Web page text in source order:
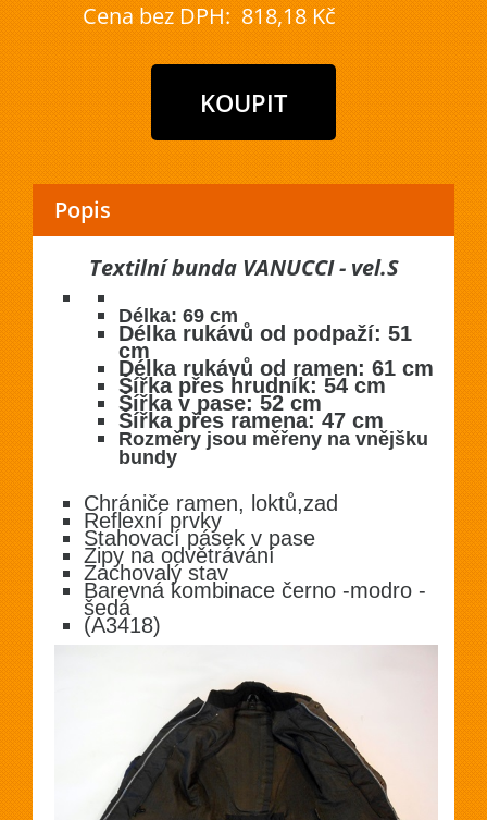
Cena bez DPH: 818,18 Kč
Popis
Textilní bunda VANUCCI - vel.S
Délka: 69 cm
Délka rukávů od podpaží: 51
cm
Délka rukávů od ramen: 61 cm
Šířka přes hrudník: 54 cm
Šířka v pase: 52 cm
Šířka přes ramena: 47 cm
Rozměry jsou měřeny na vnějšku
bundy
Chrániče ramen, loktů,zad
Reflexní prvky
Stahovací pásek v pase
Zipy na odvětrávání
Zachovalý stav
Barevná kombinace černo -modro -
šedá
(A3418)